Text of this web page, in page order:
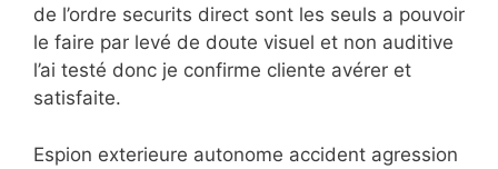
de l’ordre securits direct sont les seuls a pouvoir
le faire par levé de doute visuel et non auditive
l’ai testé donc je confirme cliente avérer et
satisfaite.
Espion exterieure autonome accident agression